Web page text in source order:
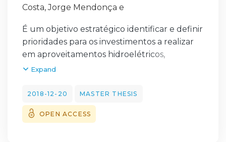
Costa, Jorge Mendonça e
É um objetivo estratégico identificar e definir
prioridades para os investimentos a realizar
em aproveitamentos hidroelétricos,
contribuindo assim para o cumprimento do
termos de produção de energia com origem
em fontes renováveis, redução da
dependência energética nacional e redução
Expand
2018-12-20 MASTER THESIS
OPEN ACCESS